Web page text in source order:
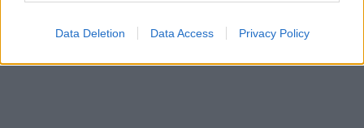
Data Deletion Data Access Privacy Policy